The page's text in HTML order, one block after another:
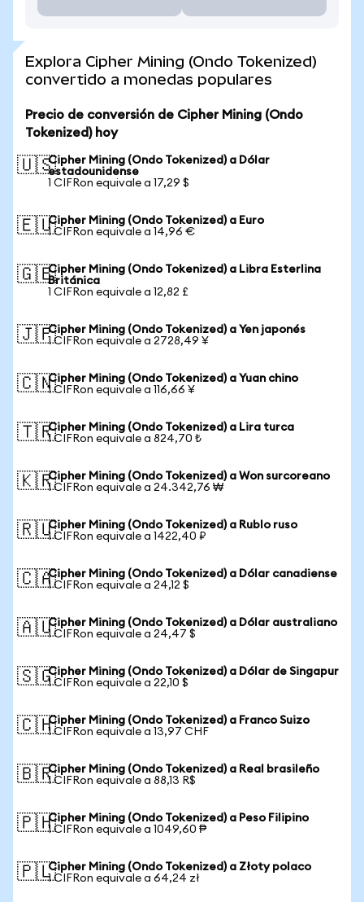
Explora Cipher Mining (Ondo Tokenized)
convertido a monedas populares
Precio de conversión de Cipher Mining (Ondo
Tokenized) hoy
🇺🇸Cipher Mining (Ondo Tokenized) a Dólar
estadounidense
1 CIFRon equivale a 17,29 $
🇪🇺Cipher Mining (Ondo Tokenized) a Euro
1 CIFRon equivale a 14,96 €
🇬🇧Cipher Mining (Ondo Tokenized) a Libra Esterlina
Británica
1 CIFRon equivale a 12,82 £
🇯🇵Cipher Mining (Ondo Tokenized) a Yen japonés
1 CIFRon equivale a 2728,49 ¥
🇨🇳Cipher Mining (Ondo Tokenized) a Yuan chino
1 CIFRon equivale a 116,66 ¥
🇹🇷Cipher Mining (Ondo Tokenized) a Lira turca
1 CIFRon equivale a 824,70 ₺
🇰🇷Cipher Mining (Ondo Tokenized) a Won surcoreano
1 CIFRon equivale a 24.342,76 ₩
🇷🇺Cipher Mining (Ondo Tokenized) a Rublo ruso
1 CIFRon equivale a 1422,40 ₽
🇨🇦Cipher Mining (Ondo Tokenized) a Dólar canadiense
1 CIFRon equivale a 24,12 $
🇦🇺Cipher Mining (Ondo Tokenized) a Dólar australiano
1 CIFRon equivale a 24,47 $
🇸🇬Cipher Mining (Ondo Tokenized) a Dólar de Singapur
1 CIFRon equivale a 22,10 $
🇨🇭Cipher Mining (Ondo Tokenized) a Franco Suizo
1 CIFRon equivale a 13,97 CHF
🇧🇷Cipher Mining (Ondo Tokenized) a Real brasileño
1 CIFRon equivale a 88,13 R$
🇵🇭Cipher Mining (Ondo Tokenized) a Peso Filipino
1 CIFRon equivale a 1049,60 ₱
🇵🇱Cipher Mining (Ondo Tokenized) a Złoty polaco
1 CIFRon equivale a 64,24 zł